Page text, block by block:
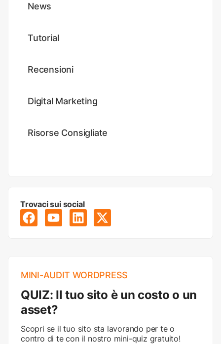
News
Tutorial
Recensioni
Digital Marketing
Risorse Consigliate
Trovaci sui social
MINI-AUDIT WORDPRESS
QUIZ: Il tuo sito è un costo o un
asset?
Scopri se il tuo sito sta lavorando per te o
contro di te con il nostro mini-quiz gratuito!